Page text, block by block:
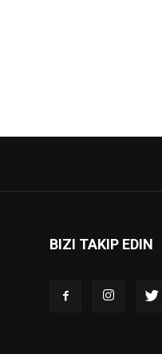
BIZI TAKIP EDIN